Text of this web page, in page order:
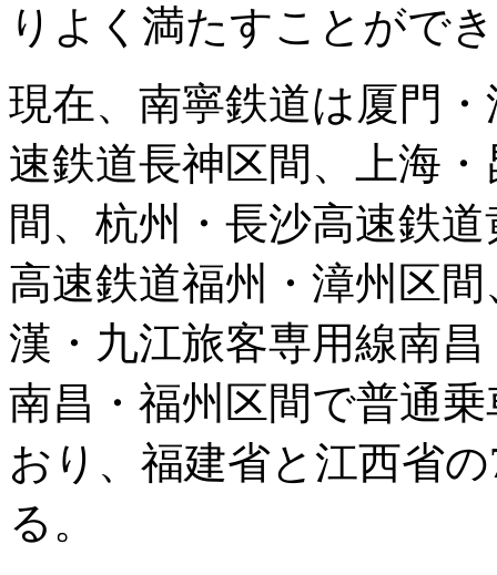
りよく満たすことがで
現在、南寧鉄道は厦門
速鉄道長神区間、上海
間、杭州・長沙高速鉄
高速鉄道福州・漳州区
漢・九江旅客専用線南
南昌・福州区間で普通
おり、福建省と江西省
る。